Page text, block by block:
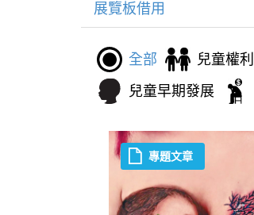
展覽板借用
全部 兒童權利
兒童早期發展
專題文章